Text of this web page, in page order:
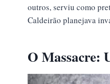
outros, serviu como
Caldeirão planejava
O Massacre: